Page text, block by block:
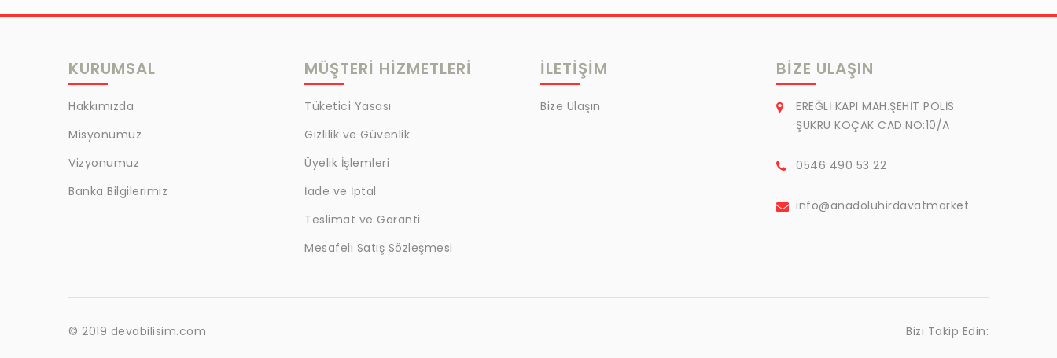
MRC
BİLKAT
BHD
EGM
MYCRAFT
WRT
BEST
KURUMSAL
Hakkımızda
Misyonumuz
Vizyonumuz
Banka Bilgilerimiz
MÜŞTERİ HİZMETLERİ
Tüketici Yasası
Gizlilik ve Güvenlik
Üyelik İşlemleri
İade ve İptal
Teslimat ve Garanti
Mesafeli Satış Sözleşmesi
İLETİŞİM
Bize Ulaşın
BIZE ULAŞIN
EREĞLİ KAPI MAH.ŞEHİT POLİS
ŞÜKRÜ KOÇAK CAD.NO:10/A
0546 490 53 22
info@anadoluhirdavatmarket
© 2019 devabilisim.com Bizi Takip Edin: